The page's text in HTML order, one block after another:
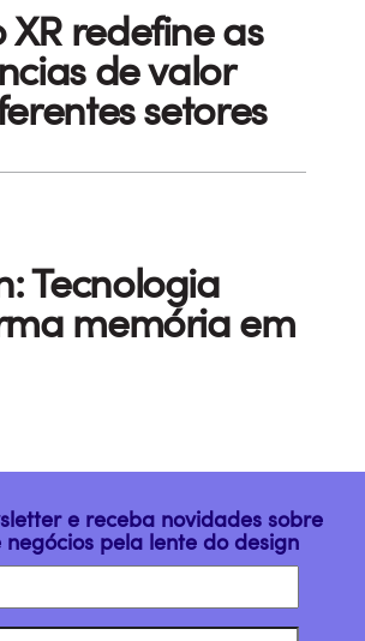
redefine as
de valor
setores
Tecnologia
memória em
e receba novidades sobre
negócios pela lente do design